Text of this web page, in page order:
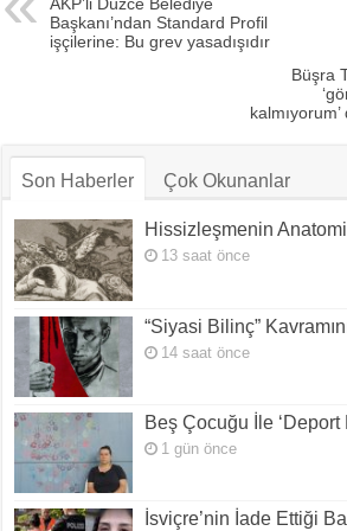
AKP’li Düzce Belediye
Başkanı’ndan Standard Profil
işçilerine: Bu grev yasadışıdır
Büşra
Son Haberler Çok Okunanlar
Hissizleşmenin
13 saat önce
“Siyasi Bilinç”
14 saat önce
Beş Çocuğu İle ‘Deport
1 gün önce
İsviçre’nin İade Ettiği